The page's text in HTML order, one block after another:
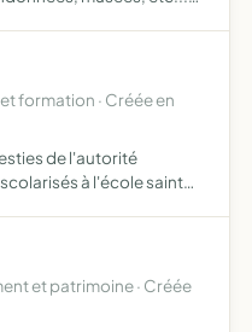
formation · Créée en
de l'autorité
à l'école sainte-
et patrimoine · Créée